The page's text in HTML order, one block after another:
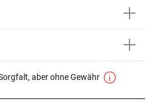
aber ohne Gewähr